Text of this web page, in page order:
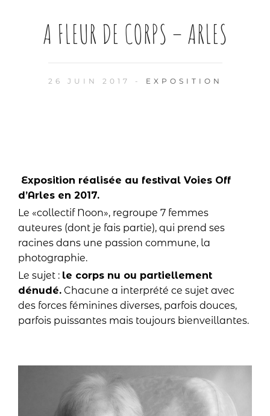
A FLEUR DE CORPS – ARLES
26 JUIN 2017 - EXPOSITION
Exposition réalisée au festival Voies Off
d’Arles en 2017.
Le «collectif Noon», regroupe 7 femmes
auteures (dont je fais partie), qui prend ses
racines dans une passion commune, la
photographie.
Le sujet : le corps nu ou partiellement
dénudé. Chacune a interprété ce sujet avec
des forces féminines diverses, parfois douces,
parfois puissantes mais toujours bienveillantes.